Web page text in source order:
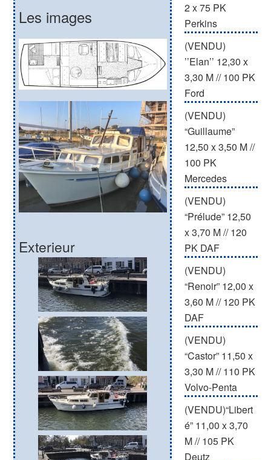
Les images
Exterieur
2 x 75 PK
Perkins
(VENDU)
’’Elan’’ 12,30 x
3,30 M // 100 PK
Ford
(VENDU)
“Guillaume”
12,50 x 3,50 M //
100 PK
Mercedes
(VENDU)
“Prélude” 12,50
x 3,70 M // 120
PK DAF
(VENDU)
“Renoir” 12,00 x
3,60 M // 120 PK
DAF
(VENDU)
“Castor” 11,50 x
3,30 M // 110 PK
Volvo-Penta
(VENDU)“Libert
é” 11,00 x 3,70
M // 105 PK
Deutz